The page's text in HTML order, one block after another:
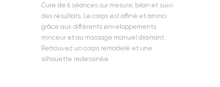
Cure de 6 séances sur mesure, bilan et suivi
des résultats. Le corps est affiné et aminci
grâce aux différents enveloppements
minceur et au massage manuel drainant.
Retrouvez un corps remodelé et une
silhouette redessinée.